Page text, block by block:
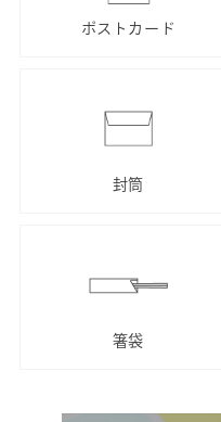
ポストカード
封筒
箸袋